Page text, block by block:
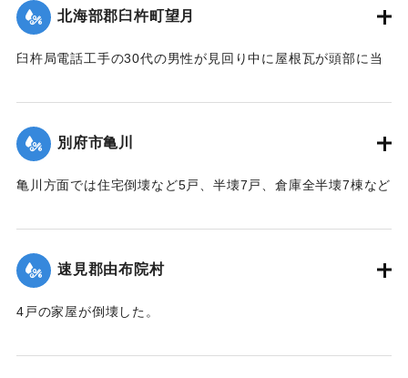
【出典：大分合同新聞 1942年8月28日発行夕刊2面】
北海部郡臼杵町望月
臼杵局電話工手の30代の男性が見回り中に屋根瓦が頭部に当
｜固有コード:
別府市亀川
亀川方面では住宅倒壊など5戸、半壊7戸、倉庫全半壊7棟など
｜固有コード:
速見郡由布院村
4戸の家屋が倒壊した。